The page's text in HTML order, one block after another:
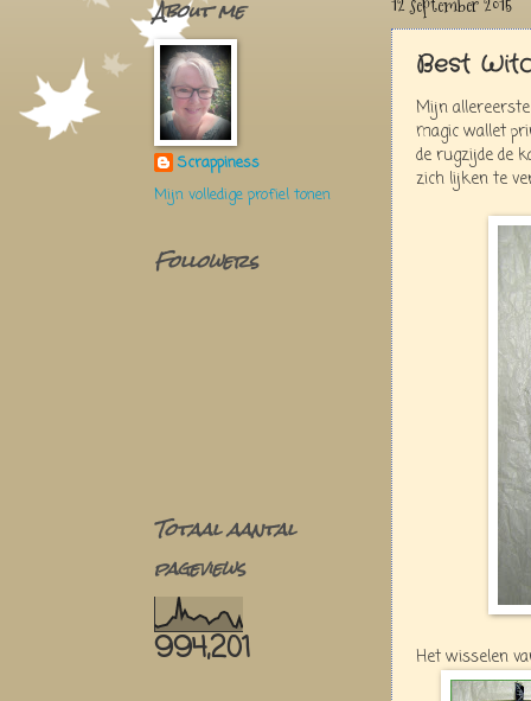
Best
Mijn
magic wallet
de rugzijde de
zich lijken te
Het wisselen
About me
Scrappiness
Mijn volledige profiel tonen
Followers
Totaal aantal
pageviews
994,201